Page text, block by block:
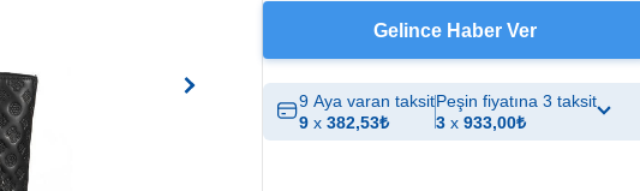
Gelince Haber Ver
9 Aya varan taksit
9 x 382,53₺
Peşin fiyatına 3 taksit
3 x 933,00₺